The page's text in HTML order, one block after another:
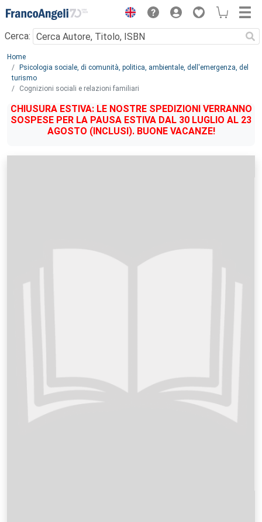
Menu
Cerca:
Main content
Home
Psicologia sociale, di comunità, politica, ambientale, dell'emergenza, del
turismo
Cognizioni sociali e relazioni familiari
CHIUSURA ESTIVA: LE NOSTRE SPEDIZIONI VERRANNO
SOSPESE PER LA PAUSA ESTIVA DAL 30 LUGLIO AL 23
AGOSTO (INCLUSI). BUONE VACANZE!